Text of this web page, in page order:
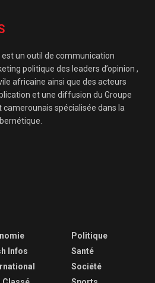
un outil de communication
politique des leaders d’opinion ,
africaine ainsi que des acteurs
et une diffusion du Groupe
camerounais spécialisée dans la
Infos
Politique
Santé
Société